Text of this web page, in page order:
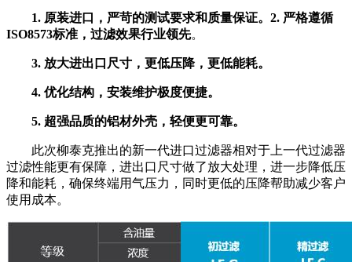
1. 原装进口，严苛的测试要求和质量保证。2. 严格遵循
ISO8573标准，过滤效果行业领先。
3. 放大进出口尺寸，更低压降，更低能耗。
4. 优化结构，安装维护极度便捷。
5. 超强品质的铝材外壳，轻便更可靠。
此次柳泰克推出的新一代进口过滤器相对于上一代过滤器
过滤性能更有保障，进出口尺寸做了放大处理，进一步降低压
降和能耗，确保终端用气压力，同时更低的压降帮助减少客户
使用成本。